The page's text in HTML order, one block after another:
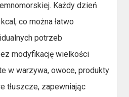
Każdy dzień
co można łatwo
potrzeb
modyfikację wielkości
w warzywa, owoce, produkty
tłuszcze, zapewniając